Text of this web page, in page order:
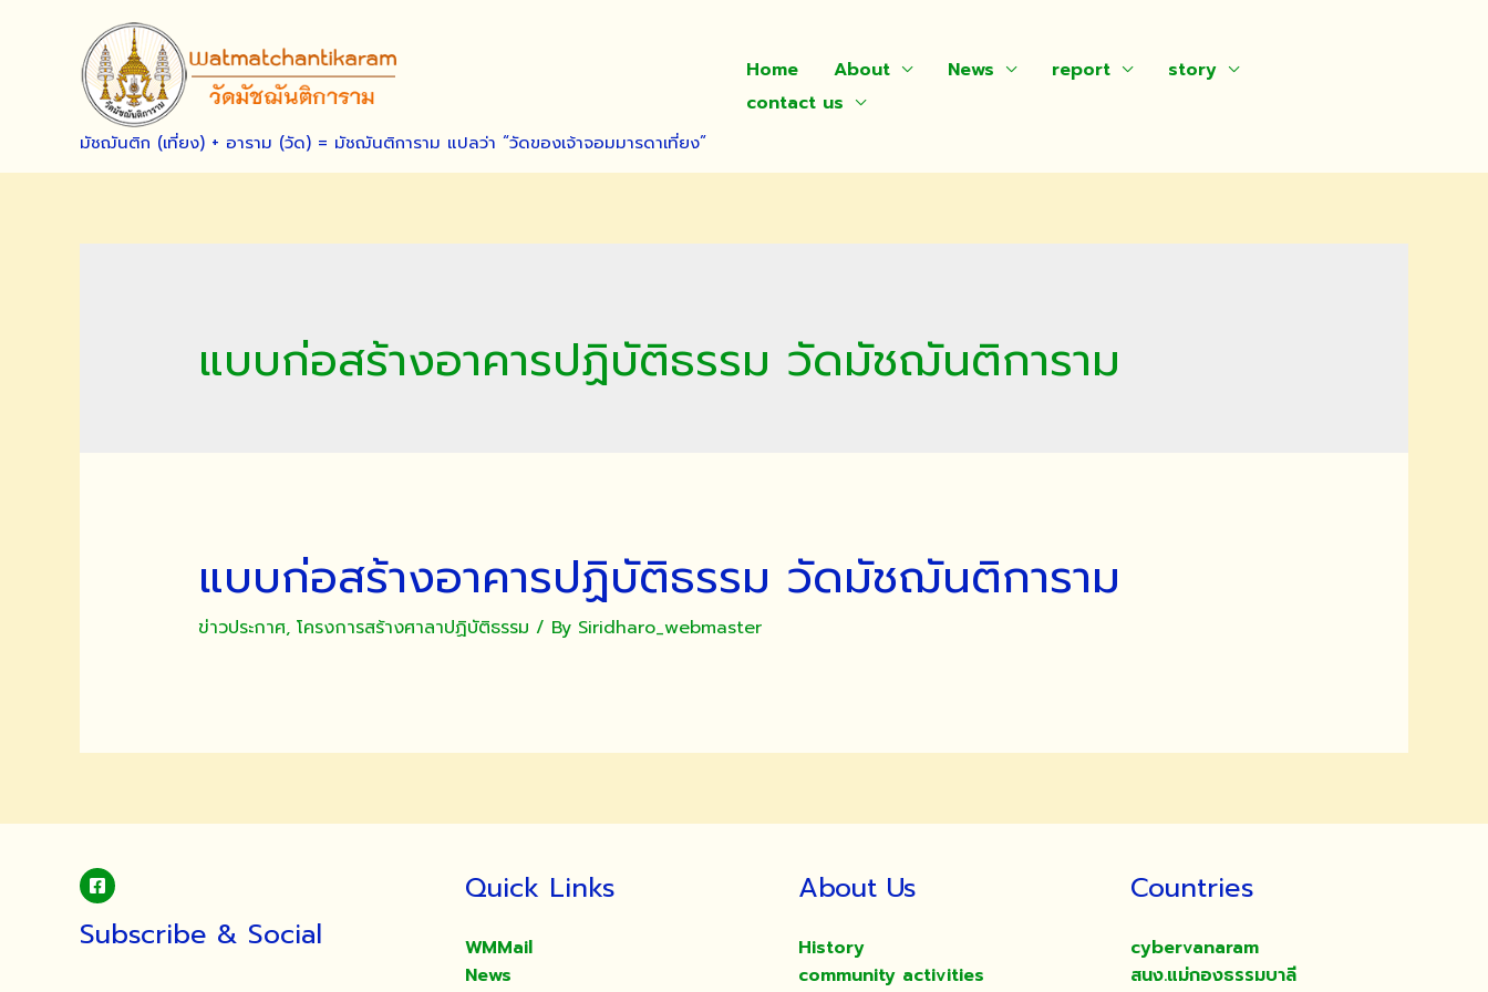
มัชฌันติก (เที่ยง) + อาราม (วัด) = มัชฌันติการาม แปลว่า “วัดของเจ้าจอมมารดาเที่ยง”
Home About News report
story
contact us
แบบก่อสร้างอาคารปฏิบัติธรรม วัดมัชฌันติการาม
แบบก่อสร้างอาคารปฏิบัติธรรม วัดมัชฌันติการาม
ข่าวประกาศ, โครงการสร้างศาลาปฏิบัติธรรม / By Siridharo_webmaster
Subscribe & Social
Quick Links
WMMail
News
About Us
History
community activities
Countries
cybervanaram
สนง.แม่กองธรรมบาลี